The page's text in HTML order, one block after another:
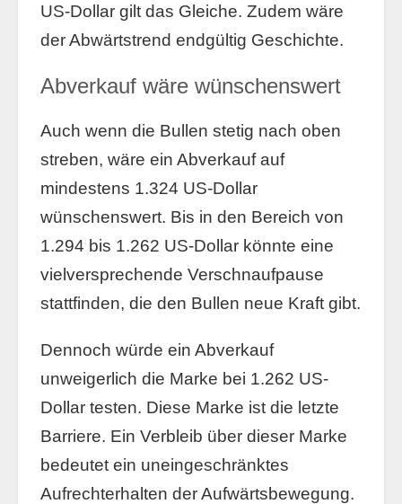
US-Dollar gilt das Gleiche. Zudem wäre
der Abwärtstrend endgültig Geschichte.
Abverkauf wäre wünschenswert
Auch wenn die Bullen stetig nach oben
streben, wäre ein Abverkauf auf
mindestens 1.324 US-Dollar
wünschenswert. Bis in den Bereich von
1.294 bis 1.262 US-Dollar könnte eine
vielversprechende Verschnaufpause
stattfinden, die den Bullen neue Kraft gibt.
Dennoch würde ein Abverkauf
unweigerlich die Marke bei 1.262 US-
Dollar testen. Diese Marke ist die letzte
Barriere. Ein Verbleib über dieser Marke
bedeutet ein uneingeschränktes
Aufrechterhalten der Aufwärtsbewegung.